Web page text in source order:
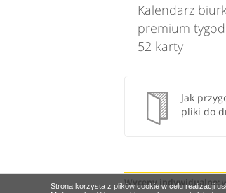
Kalendarz
premium
52 karty
Jak
pliki do
Wyceny indywidualne:
Strona korzysta z plików cookie w celu realizacji